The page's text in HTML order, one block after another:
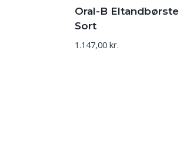
Oral-B Eltandbørste
Sort
1.147,00 kr.